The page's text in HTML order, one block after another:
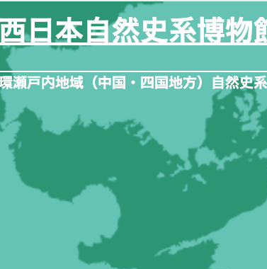
容
を
ス
キ
ッ
プ